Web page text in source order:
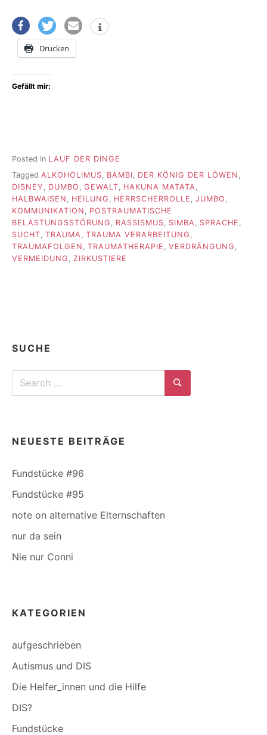
Drucken
Gefällt mir:
Posted in LAUF DER DINGE
Tagged ALKOHOLIMUS BAMBI DER KÖNIG DER LÖWEN
DISNEY
DUMBO GEWALT HAKUNA MATATA
HALBWAISEN
HEILUNG HERRSCHERROLLE JUMBO
KOMMUNIKATION
POSTRAUMATISCHE
BELASTUNGSSTÖRUNG
RASSISMUS SIMBA SPRACHE
SUCHT TRAUMA TRAUMA VERARBEITUNG
TRAUMAFOLGEN
TRAUMATHERAPIE VERDRÄNGUNG
VERMEIDUNG
ZIRKUSTIERE
SUCHE
Search
Search
NEUESTE BEITRÄGE
Fundstücke #96
Fundstücke #95
note on alternative Elternschaften
nur da sein
Nie nur Conni
KATEGORIEN
aufgeschrieben
Autismus und DIS
Die Helfer_innen und die Hilfe
DIS?
Fundstücke